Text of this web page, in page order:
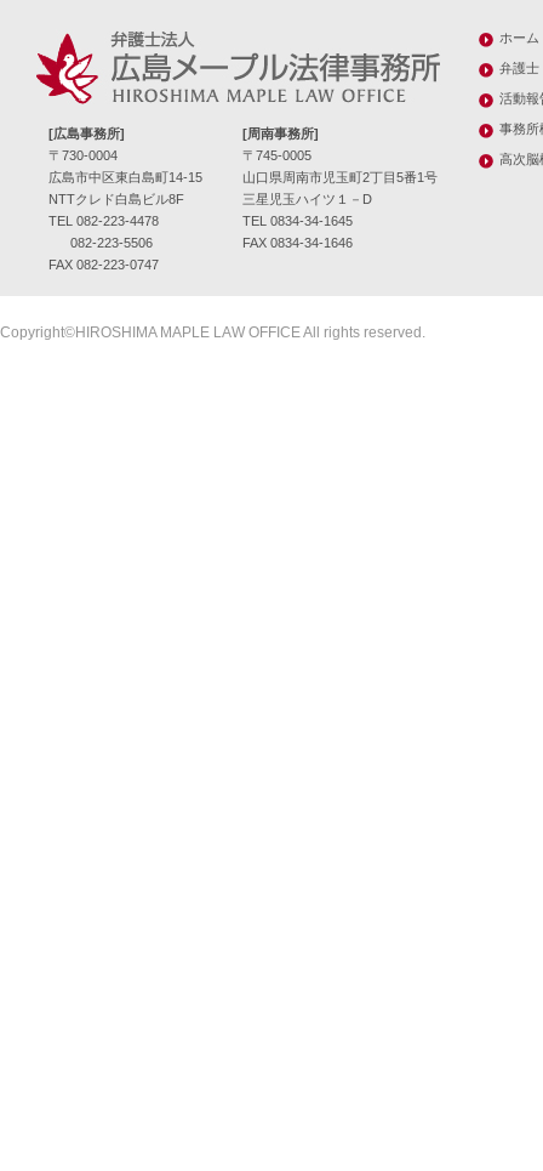
[広島事務所]
〒730-0004
広島市中区東白島町14-15
NTTクレド白島ビル8F
TEL 082-223-4478
082-223-5506
FAX 082-223-0747
[周南事務所]
〒745-0005
山口県周南市児玉町2丁目5番1号
三星児玉ハイツ１－D
TEL 0834-34-1645
FAX 0834-34-1646
ホーム
弁護士
活動報
事務所
高次脳
Copyright©HIROSHIMA MAPLE LAW OFFICE All rights reserved.